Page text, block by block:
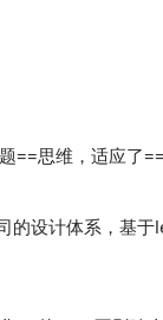
==思维，适应了
的设计体系，基于